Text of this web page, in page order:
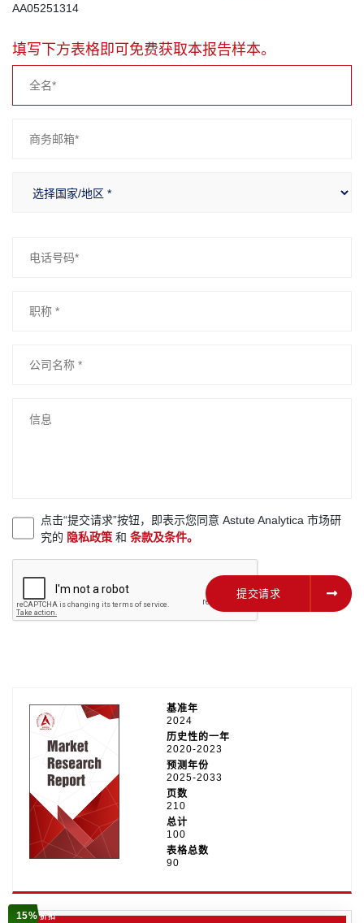
AA05251314
填写下方表格即可免费获取本报告样本。
点击“提交请求”按钮，即表示您同意 Astute Analytica 市场研
究的 隐私政策 和条款及条件。
提交请求
基准年
2024
历史性的一年
2020-2023
预测年份
2025-2033
页数
210
总计
100
表格总数
90
15%折扣